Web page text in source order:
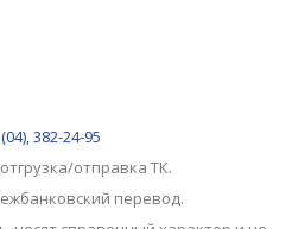
382-24-95
отправка ТК.
перевод.